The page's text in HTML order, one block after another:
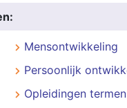
Mensontwikkeling
Persoonlijk
Opleidingen